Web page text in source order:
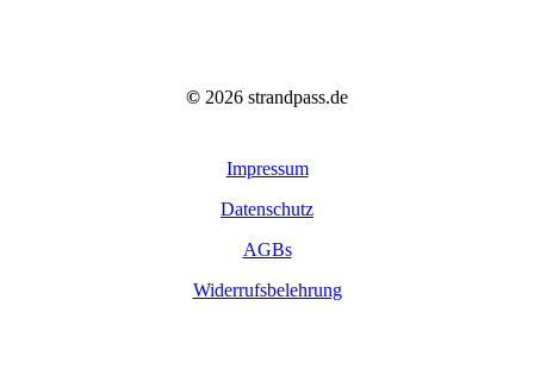
© 2026 strandpass.de
Impressum
Datenschutz
AGBs
Widerrufsbelehrung